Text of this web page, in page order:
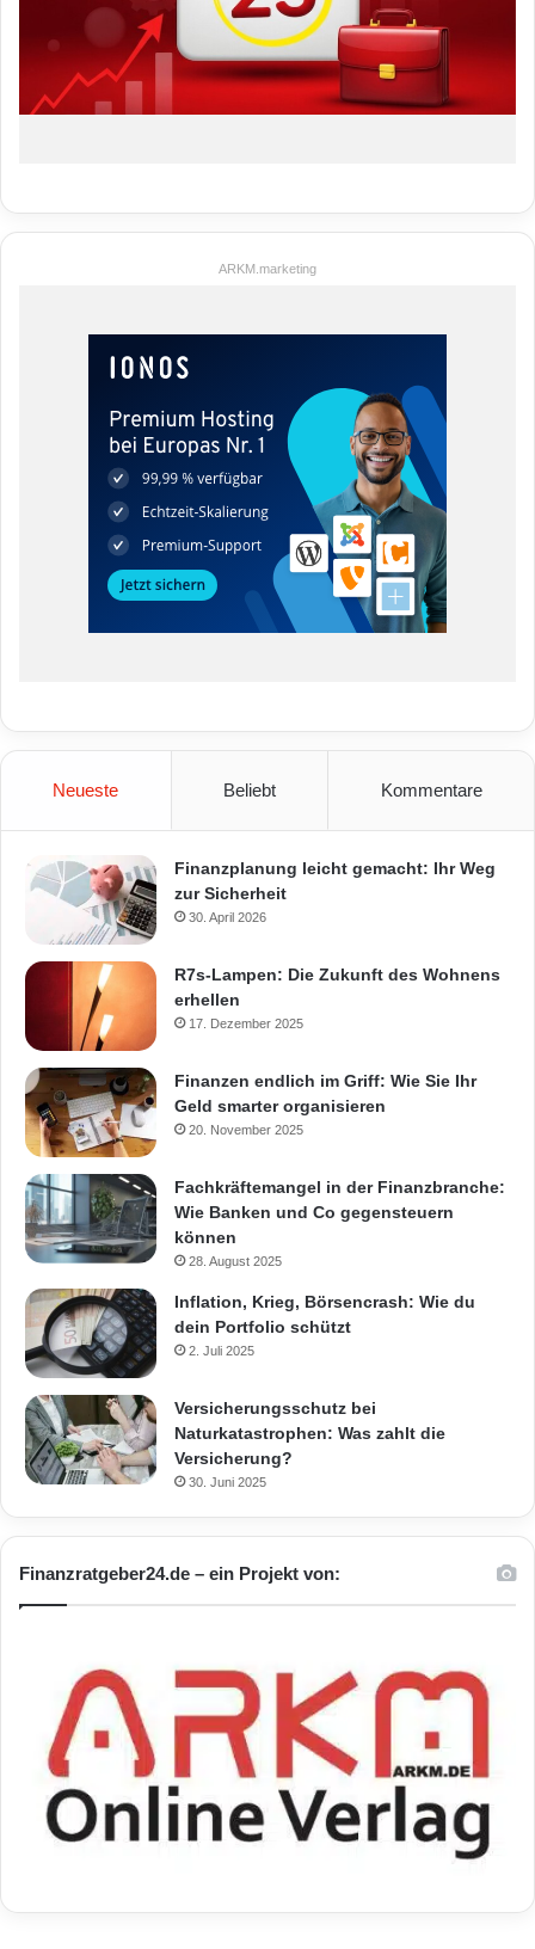
ARKM.marketing
Neueste Beliebt Kommentare
Finanzplanung leicht gemacht: Ihr Weg
zur Sicherheit
30. April 2026
R7s-Lampen: Die Zukunft des Wohnens
erhellen
17. Dezember 2025
Finanzen endlich im Griff: Wie Sie Ihr
Geld smarter organisieren
20. November 2025
Fachkräftemangel in der Finanzbranche:
Wie Banken und Co gegensteuern
können
28. August 2025
Inflation, Krieg, Börsencrash: Wie du
dein Portfolio schützt
2. Juli 2025
Versicherungsschutz bei
Naturkatastrophen: Was zahlt die
Versicherung?
30. Juni 2025
Finanzratgeber24.de – ein Projekt von: